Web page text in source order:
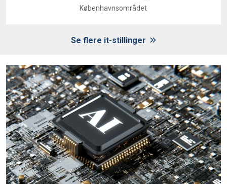
Københavnsområdet
Se flere it-stillinger